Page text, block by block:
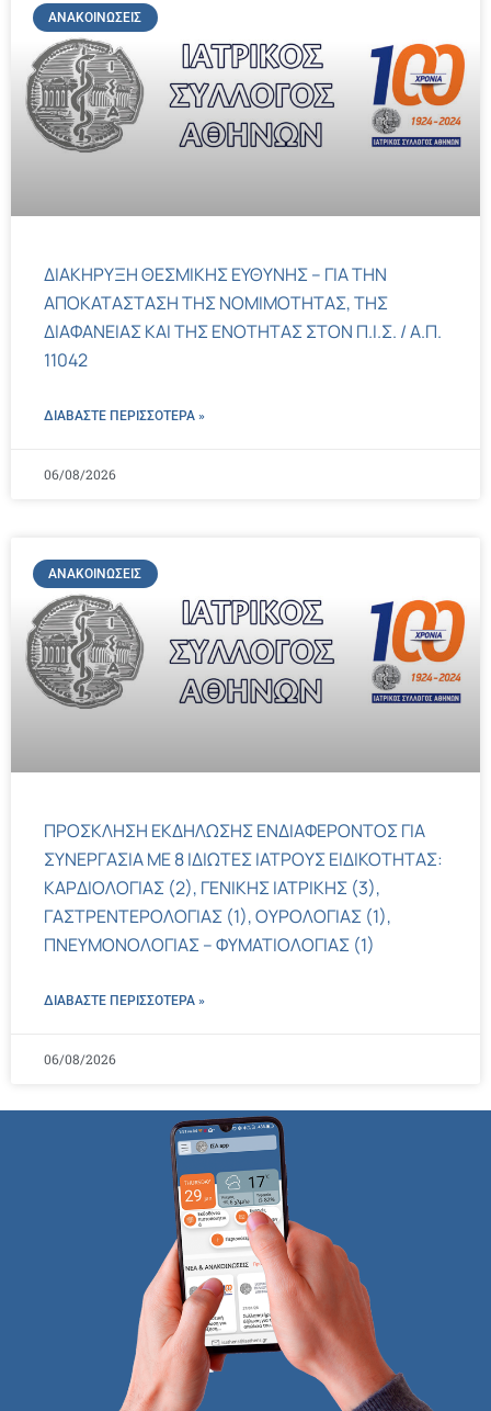
ΑΝΑΚΟΙΝΏΣΕΙΣ
ΔΙΑΚΗΡΥΞΗ ΘΕΣΜΙΚΗΣ ΕΥΘΥΝΗΣ – ΓΙΑ ΤΗΝ
ΑΠΟΚΑΤΑΣΤΑΣΗ ΤΗΣ ΝΟΜΙΜΟΤΗΤΑΣ, ΤΗΣ
ΔΙΑΦΑΝΕΙΑΣ ΚΑΙ ΤΗΣ ΕΝΟΤΗΤΑΣ ΣΤΟΝ Π.Ι.Σ. / Α.Π.
11042
ΔΙΑΒΑΣΤΕ ΠΕΡΙΣΣΌΤΕΡΑ »
06/08/2026
ΑΝΑΚΟΙΝΏΣΕΙΣ
ΠΡΟΣΚΛΗΣΗ ΕΚΔΗΛΩΣΗΣ ΕΝΔΙΑΦΕΡΟΝΤΟΣ ΓΙΑ
ΣΥΝΕΡΓΑΣΙΑ ΜΕ 8 ΙΔΙΩΤΕΣ ΙΑΤΡΟΥΣ ΕΙΔΙΚΟΤΗΤΑΣ:
ΚΑΡΔΙΟΛΟΓΙΑΣ (2), ΓΕΝΙΚΗΣ ΙΑΤΡΙΚΗΣ (3),
ΓΑΣΤΡΕΝΤΕΡΟΛΟΓΙΑΣ (1), ΟΥΡΟΛΟΓΙΑΣ (1),
ΠΝΕΥΜΟΝΟΛΟΓΙΑΣ – ΦΥΜΑΤΙΟΛΟΓΙΑΣ (1)
ΔΙΑΒΑΣΤΕ ΠΕΡΙΣΣΌΤΕΡΑ »
06/08/2026